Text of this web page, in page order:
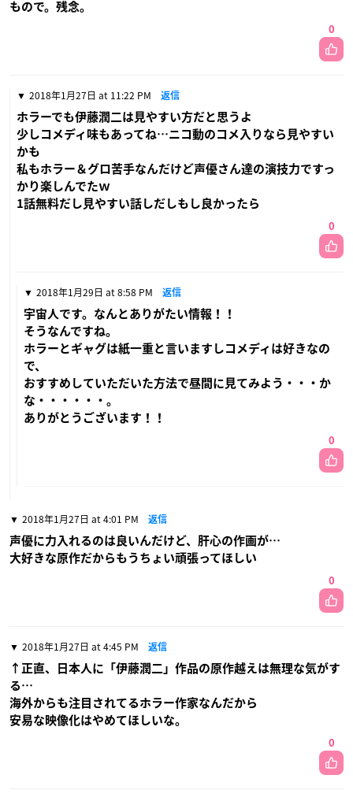
もので。残念。
0
2018年1月27日 at 11:22 PM 返信
ホラーでも伊藤潤二は見やすい方だと思うよ
少しコメディ味もあってね…ニコ動のコメ入りなら見やすい
かも
私もホラー＆グロ苦手なんだけど声優さん達の演技力ですっ
かり楽しんでたｗ
1話無料だし見やすい話しだしもし良かったら
0
2018年1月29日 at 8:58 PM 返信
宇宙人です。なんとありがたい情報！！
そうなんですね。
ホラーとギャグは紙一重と言いますしコメディは好きなの
で、
おすすめしていただいた方法で昼間に見てみよう・・・か
な・・・・・・。
ありがとうございます！！
0
2018年1月27日 at 4:01 PM 返信
声優に力入れるのは良いんだけど、肝心の作画が…
大好きな原作だからもうちょい頑張ってほしい
0
2018年1月27日 at 4:45 PM 返信
↑正直、日本人に「伊藤潤二」作品の原作越えは無理な気がす
る…
海外からも注目されてるホラー作家なんだから
安易な映像化はやめてほしいな。
0